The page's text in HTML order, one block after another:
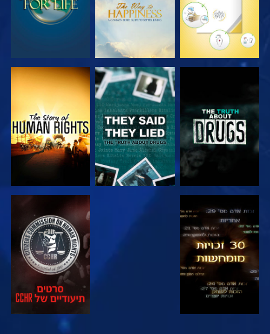
צפה צפה
צפה צפה